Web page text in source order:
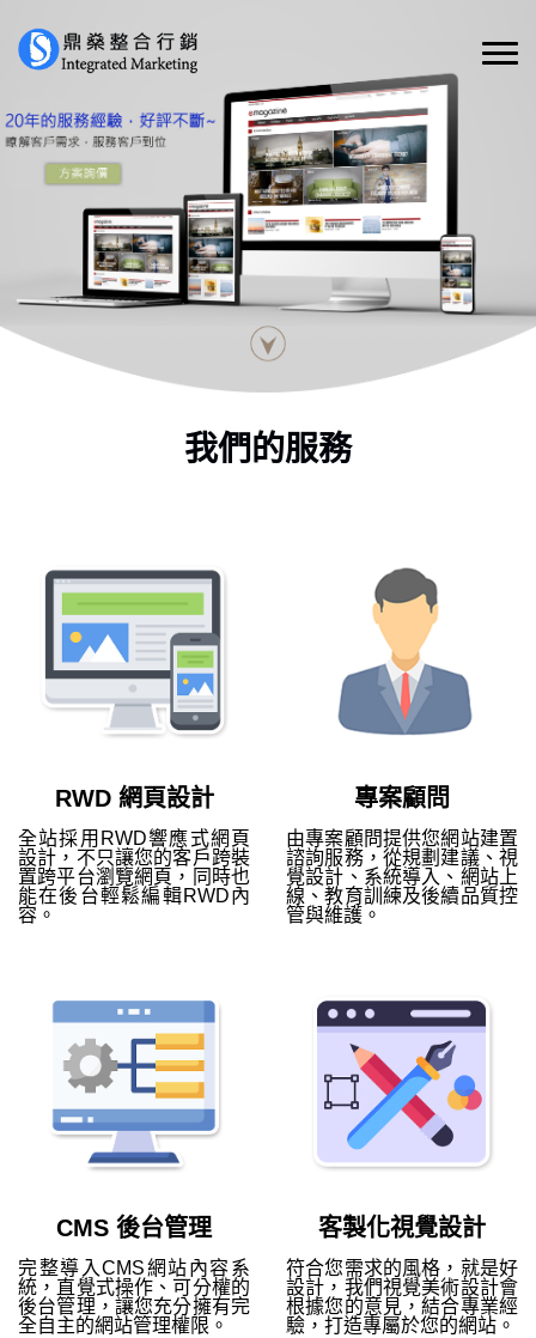
我們的服務
RWD 網頁設計
全站採用RWD響應式網頁
設計，不只讓您的客戶跨裝
置跨平台瀏覽網頁，同時也
能在後台輕鬆編輯RWD內
容。
專案顧問
由專案顧問提供您網站建置
諮詢服務，從規劃建議、視
覺設計、系統導入、網站上
線、教育訓練及後續品質控
管與維護。
CMS 後台管理
完整導入CMS網站內容系
統，直覺式操作、可分權的
後台管理，讓您充分擁有完
全自主的網站管理權限。
客製化視覺設計
符合您需求的風格，就是好
設計，我們視覺美術設計會
根據您的意見，結合專業經
驗，打造專屬於您的網站。